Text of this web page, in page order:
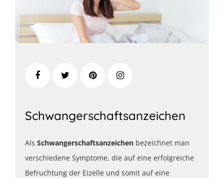
Schwangerschaftsanzeichen
Als Schwangerschaftsanzeichen bezeichnet man
verschiedene Symptome, die auf eine erfolgreiche
Befruchtung der Eizelle und somit auf eine